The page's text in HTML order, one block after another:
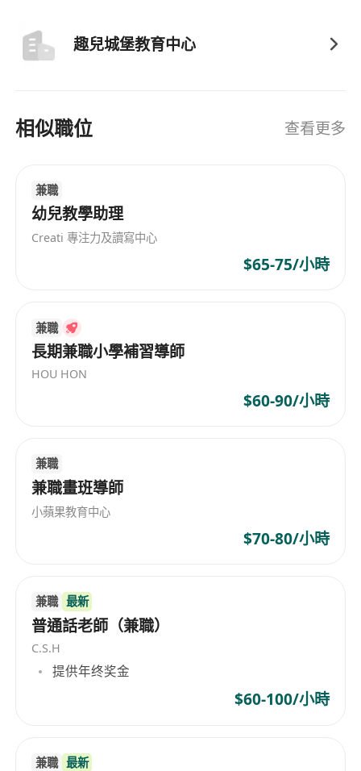
趣兒城堡教育中心
相似職位 查看更多
兼職
幼兒教學助理
Creati 專注力及讀寫中心
$65-75/小時
兼職
長期兼職小學補習導師
HOU HON
$60-90/小時
兼職
兼職畫班導師
小蘋果教育中心
$70-80/小時
兼職 最新
普通話老師（兼職）
C.S.H
提供年终奖金
$60-100/小時
兼職 最新